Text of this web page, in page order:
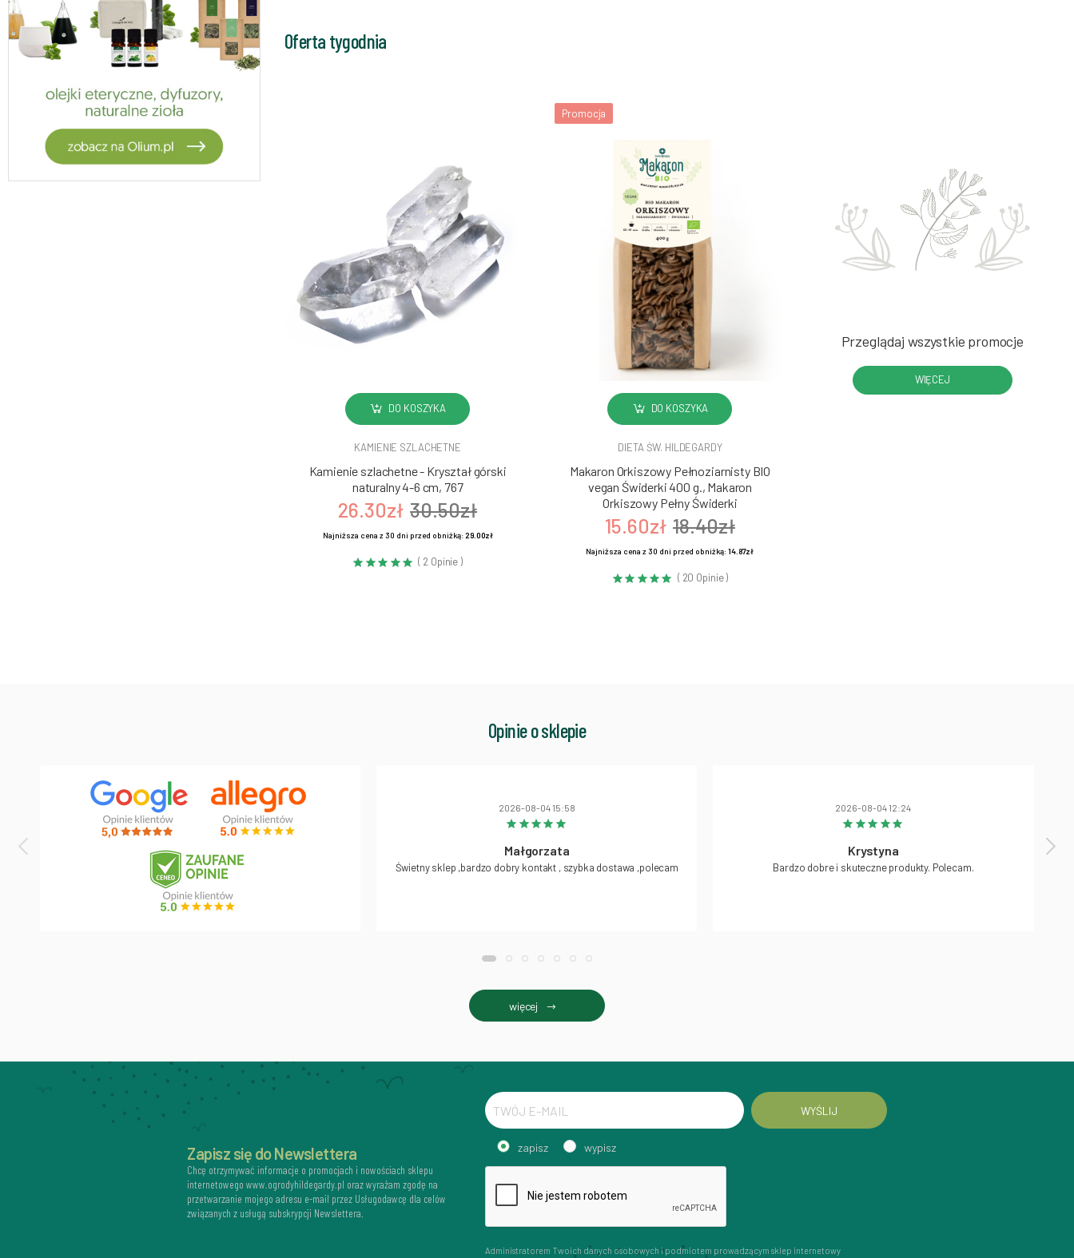
Oferta tygodnia
DO KOSZYKA
KAMIENIE SZLACHETNE
Kamienie szlachetne - Kryształ górski
naturalny 4-6 cm, 767
26.30zł 30.50zł
Najniższa cena z 30 dni przed obniżką:29.00zł
( 2 Opinie )
Promocja
DO KOSZYKA
DIETA ŚW. HILDEGARDY
Makaron Orkiszowy Pełnoziarnisty BIO
vegan Świderki 400 g., Makaron
Orkiszowy Pełny Świderki
15.60zł 18.40zł
Najniższa cena z 30 dni przed obniżką:14.87zł
( 20 Opinie )
Przeglądaj wszystkie promocje
WIĘCEJ
Opinie o sklepie
2026-08-04 15:58
Małgorzata
Świetny sklep ,bardzo dobry kontakt , szybka dostawa ,polecam
2026-08-04 12:24
Krystyna
Bardzo dobre i skuteczne produkty. Polecam.
więcej
Zapisz się do Newslettera
Chcę otrzymywać informacje o promocjach i nowościach sklepu
internetowego www.ogrodyhildegardy.pl oraz wyrażam zgodę na
przetwarzanie mojego adresu e-mail przez Usługodawcę dla celów
związanych z usługą subskrypcji Newslettera.
WYŚLIJ
zapisz wypisz
Administratorem Twoich danych osobowych i podmiotem prowadzącym sklep internetowy